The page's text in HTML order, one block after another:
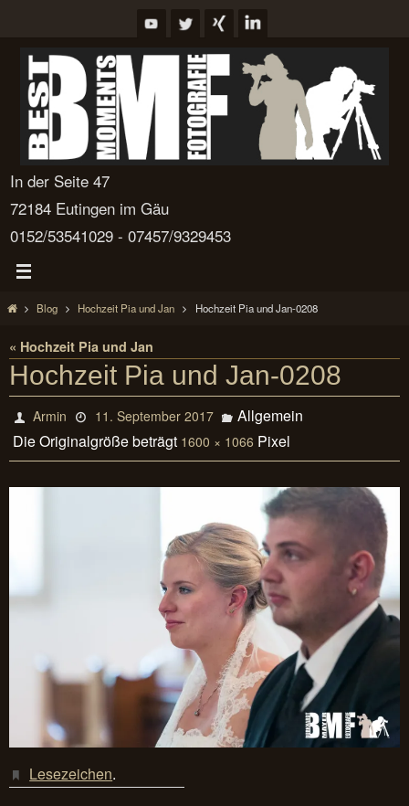
springen
In der Seite 47
72184 Eutingen im Gäu
0152/53541029 - 07457/9329453
StartBlog Hochzeit Pia und Jan Hochzeit Pia und Jan-0208
« Hochzeit Pia und Jan
Hochzeit Pia und Jan-0208
Armin 11. September 2017
Allgemein
Die Originalgröße beträgt 1600 × 1066 Pixel
Lesezeichen.